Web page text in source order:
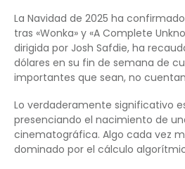
La Navidad de 2025 ha
tras «Wonka» y «A Complete
dirigida por Josh Safdie, ha
dólares en su fin de semana de
importantes que sean, no
Lo verdaderamente significativo
presenciando el nacimiento de
cinematográfica. Algo cada vez
dominado por el cálculo